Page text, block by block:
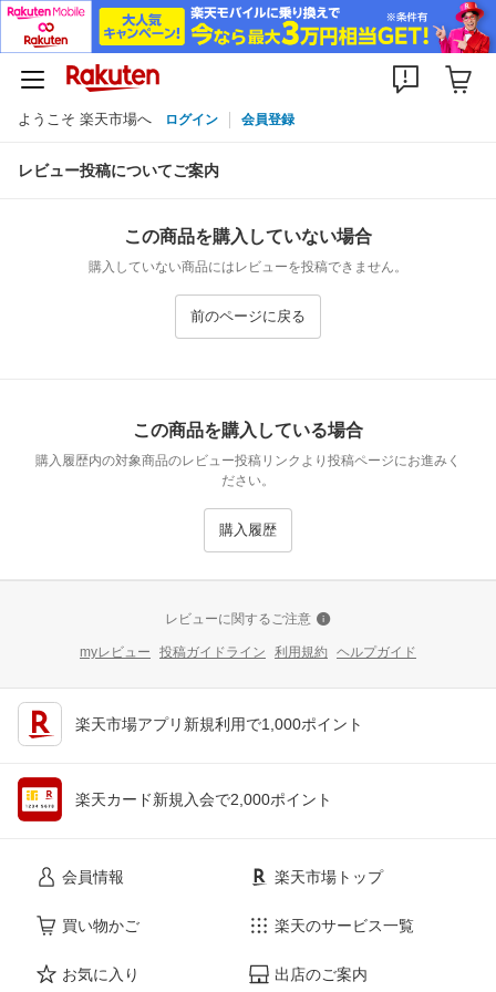
ようこそ 楽天市場へ ログイン 会員登録
レビュー投稿についてご案内
この商品を購入していない場合
購入していない商品にはレビューを投稿できません。
前のページに戻る
この商品を購入している場合
購入履歴内の対象商品のレビュー投稿リンクより投稿ページにお進みく
ださい。
購入履歴
レビューに関するご注意
myレビュー 投稿ガイドライン 利用規約 ヘルプガイド
楽天市場アプリ新規利用で1,000ポイント
楽天カード新規入会で2,000ポイント
会員情報
買い物かご
お気に入り
楽天市場トップ
楽天のサービス一覧
出店のご案内